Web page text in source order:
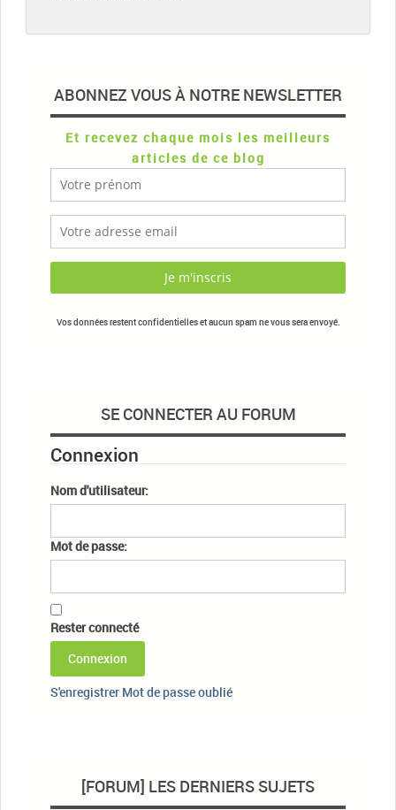
ABONNEZ VOUS À NOTRE NEWSLETTER
Et recevez chaque mois les meilleurs
articles de ce blog
Vos données restent confidentielles et aucun spam ne vous sera envoyé.
SE CONNECTER AU FORUM
Connexion
Nom d'utilisateur:
Mot de passe:
Rester connecté
Connexion
S'enregistrer Mot de passe oublié
[FORUM] LES DERNIERS SUJETS